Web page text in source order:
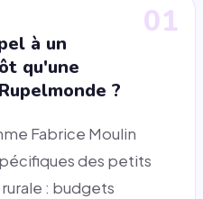
01
à un
qu'une
?
Fabrice Moulin
des petits
: budgets